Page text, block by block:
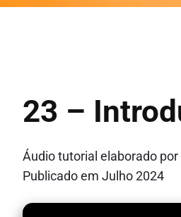
23 –
Áudio tutorial elaborado
Publicado em Julho 2024